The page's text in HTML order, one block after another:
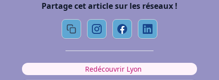
Partage cet article sur les réseaux !
Redécouvrir Lyon